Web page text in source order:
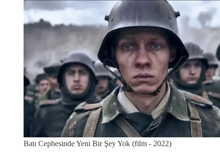
Batı Cephesinde Yeni Bir Şey Yok (film - 2022)